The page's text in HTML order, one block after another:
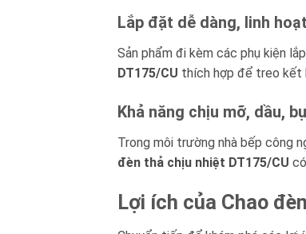
Lắp đặt dễ dàng, linh hoạt
Sản phẩm đi kèm các phụ kiện
DT175/CU thích hợp để treo kết
Khả năng chịu mỡ, dầu,
Trong môi trường nhà bếp công
đèn thả chịu nhiệt DT175/CU
Lợi ích của Chao